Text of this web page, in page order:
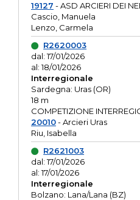
19127 - ASD ARCIERI DEI
Cascio, Manuela
Lenzo, Carmela
R2620003
dal: 17/01/2026
al: 18/01/2026
Interregionale
Sardegna: Uras (OR)
18 m
COMPETIZIONE
20010- Arcieri Uras
Riu, Isabella
R2621003
dal: 17/01/2026
al: 17/01/2026
Interregionale
Bolzano: Lana/Lana (BZ)